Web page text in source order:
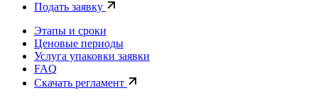
Подать заявку
Этапы и сроки
Ценовые периоды
Услуга упаковки заявки
FAQ
Скачать регламент